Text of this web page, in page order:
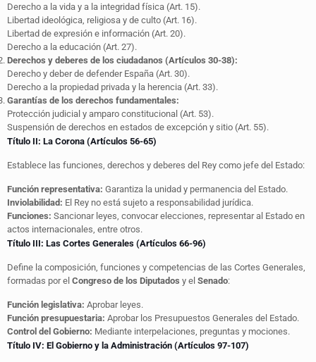
Derecho a la vida y a la integridad física (Art. 15).
Libertad ideológica, religiosa y de culto (Art. 16).
Libertad de expresión e información (Art. 20).
Derecho a la educación (Art. 27).
Derechos y deberes de los ciudadanos (Artículos 30-38):
Derecho y deber de defender España (Art. 30).
Derecho a la propiedad privada y la herencia (Art. 33).
Garantías de los derechos fundamentales:
Protección judicial y amparo constitucional (Art. 53).
Suspensión de derechos en estados de excepción y sitio (Art. 55).
Título II: La Corona (Artículos 56-65)
Establece las funciones, derechos y deberes del Rey como jefe del Estado:
Función representativa: Garantiza la unidad y permanencia del Estado.
Inviolabilidad: El Rey no está sujeto a responsabilidad jurídica.
Funciones: Sancionar leyes, convocar elecciones, representar al Estado en
actos internacionales, entre otros.
Título III: Las Cortes Generales (Artículos 66-96)
Define la composición, funciones y competencias de las Cortes Generales,
formadas por el Congreso de los Diputados y el Senado:
Función legislativa: Aprobar leyes.
Función presupuestaria: Aprobar los Presupuestos Generales del Estado.
Control del Gobierno: Mediante interpelaciones, preguntas y mociones.
Título IV: El Gobierno y la Administración (Artículos 97-107)